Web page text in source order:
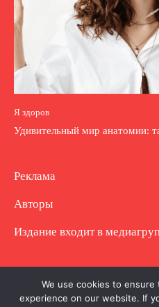
Я здоров
Удивительный мир анатомии:
Реклама
Авторы
Издание входит в
Copyright © Полное
запрещено. Частично
We use cookies to
experience on our website. If